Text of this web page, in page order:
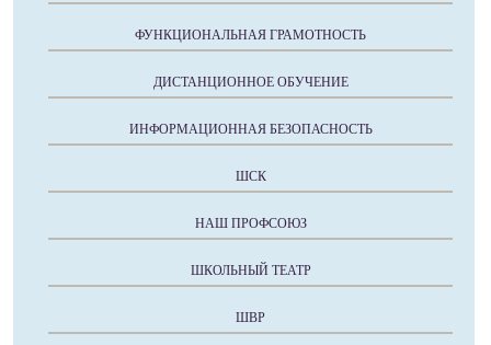
ФУНКЦИОНАЛЬНАЯ ГРАМОТНОСТЬ
ДИСТАНЦИОННОЕ ОБУЧЕНИЕ
ИНФОРМАЦИОННАЯ БЕЗОПАСНОСТЬ
ШСК
НАШ ПРОФСОЮЗ
ШКОЛЬНЫЙ ТЕАТР
ШВР